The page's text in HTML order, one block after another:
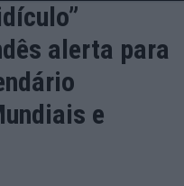
alerta para
e